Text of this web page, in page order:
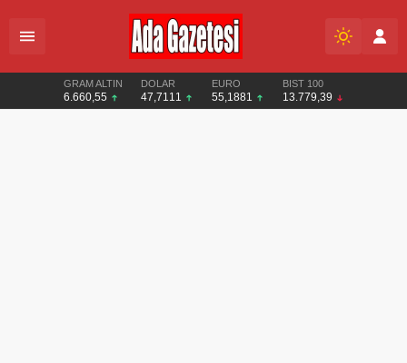
GRAM ALTIN
6.660,55
DOLAR
47,7111
EURO
55,1881
BIST 100
13.779,39